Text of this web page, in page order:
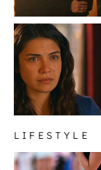
LIFESTYLE